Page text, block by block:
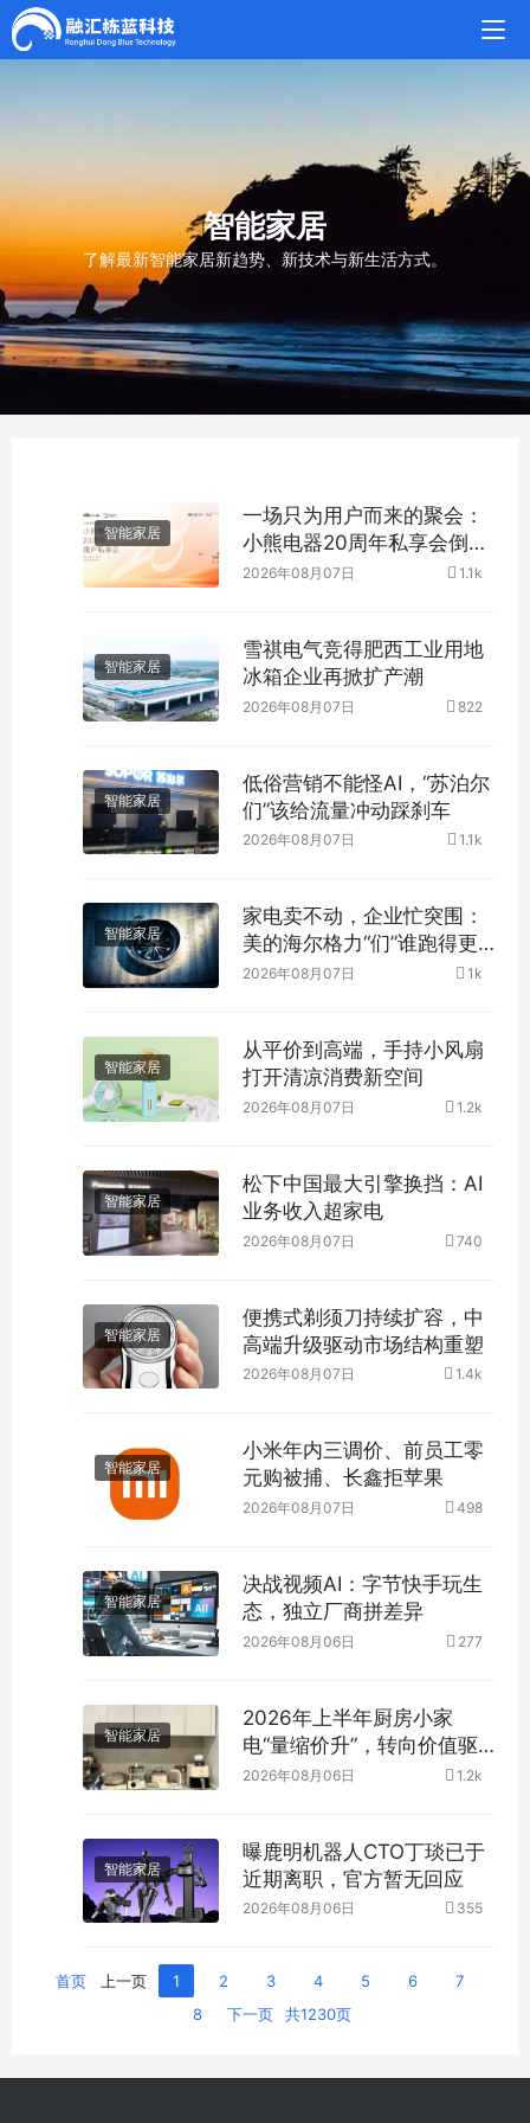
智能家居
了解最新智能家居新趋势、新技术与新生活方式。
智能家居
一场只为用户而来的聚会：
小熊电器20周年私享会倒计
时
2026年08月07日 1.1k
智能家居
雪祺电气竞得肥西工业用地
冰箱企业再掀扩产潮
2026年08月07日 822
智能家居
低俗营销不能怪AI，“苏泊尔
们”该给流量冲动踩刹车
2026年08月07日 1.1k
智能家居
家电卖不动，企业忙突围：
美的海尔格力“们”谁跑得更
远？
2026年08月07日 1k
智能家居
从平价到高端，手持小风扇
打开清凉消费新空间
2026年08月07日 1.2k
智能家居
松下中国最大引擎换挡：AI
业务收入超家电
2026年08月07日 740
智能家居
便携式剃须刀持续扩容，中
高端升级驱动市场结构重塑
2026年08月07日 1.4k
智能家居
小米年内三调价、前员工零
元购被捕、长鑫拒苹果
2026年08月07日 498
智能家居
决战视频AI：字节快手玩生
态，独立厂商拼差异
2026年08月06日 277
智能家居
2026年上半年厨房小家
电“量缩价升”，转向价值驱
动
2026年08月06日 1.2k
智能家居
曝鹿明机器人CTO丁琰已于
近期离职，官方暂无回应
2026年08月06日 355
首页 上一页 1 2 3 4 5 6
7
8
下一页 共1230页